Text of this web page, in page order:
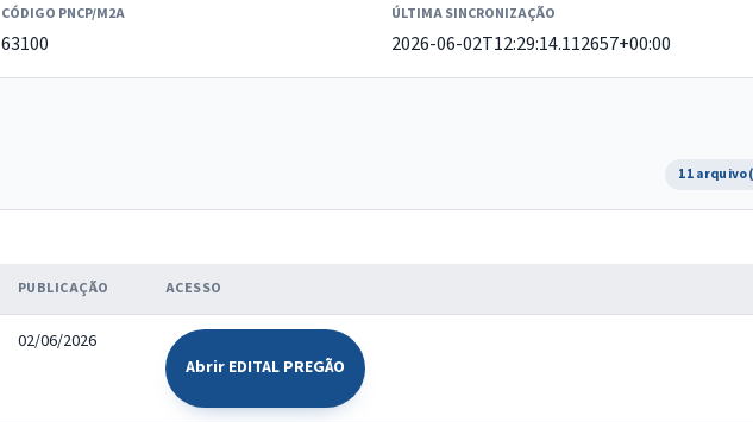
CÓDIGO PNCP/M2A
63100
ÚLTIMA SINCRONIZAÇÃO
2026-06-02T12:29:14.112657+00:00
11
PUBLICAÇÃO ACESSO
02/06/2026
Abrir EDITAL PREGÃO